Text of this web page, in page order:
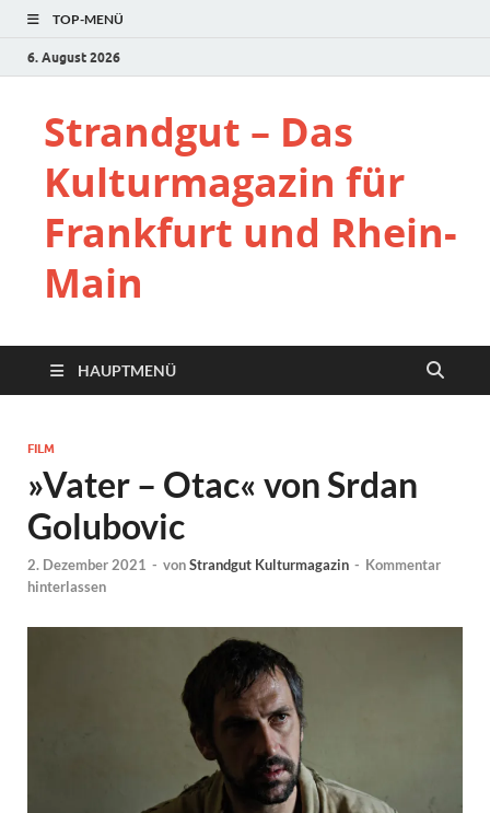
TOP-MENÜ
6. August 2026
Strandgut – Das
Kulturmagazin für
Frankfurt und Rhein-
Main
HAUPTMENÜ
FILM
»Vater – Otac« von Srdan
Golubovic
2. Dezember 2021 - vonStrandgut Kulturmagazin - Kommentar
hinterlassen